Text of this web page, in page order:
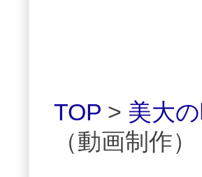
TOP > 美大
（動画制作）